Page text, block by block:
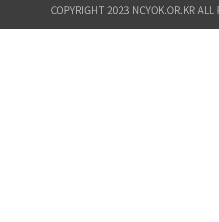
COPYRIGHT 2023 NCYOK.OR.KR ALL